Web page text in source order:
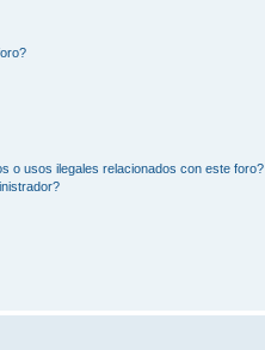
o usos ilegales relacionados con este foro?